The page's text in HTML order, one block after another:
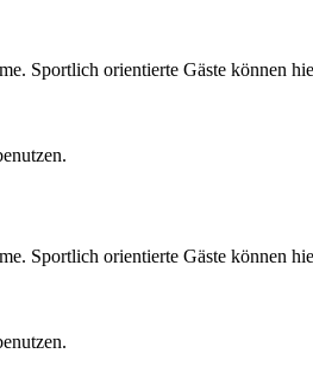
Sportlich orientierte Gäste können
Sportlich orientierte Gäste können